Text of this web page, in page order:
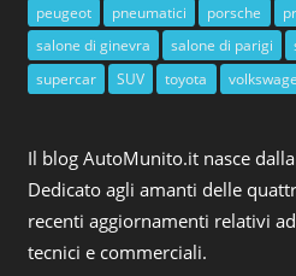
peugeot
pneumatici porsche
salone di ginevra
salone di parigi
supercar
SUV toyota
Il blog AutoMunito.it nasce
Dedicato agli amanti delle
recenti aggiornamenti relativi
tecnici e commerciali.